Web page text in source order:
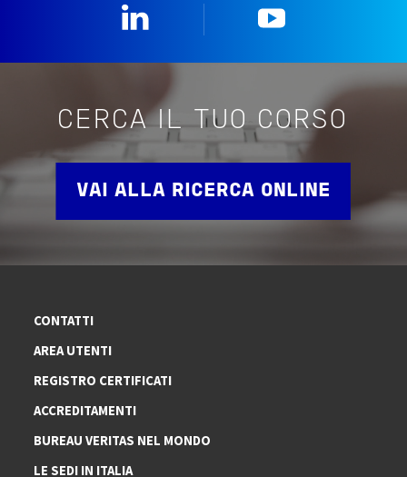
CERCA IL TUO CORSO
VAI ALLA RICERCA ONLINE
CONTATTI
AREA UTENTI
REGISTRO CERTIFICATI
ACCREDITAMENTI
BUREAU VERITAS NEL MONDO
LE SEDI IN ITALIA